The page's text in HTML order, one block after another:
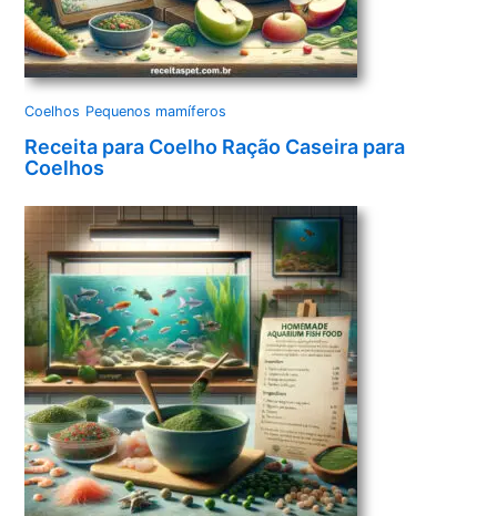
Coelhos Pequenos mamíferos
Receita para Coelho Ração Caseira para
Coelhos